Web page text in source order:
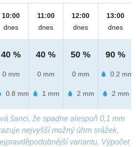
10:00
dnes
40 %
0 mm
0.8 mm
11:00
dnes
40 %
0 mm
1 mm
12:00
dnes
50 %
0 mm
2 mm
13:00
dnes
90 %
0.2 mm
2 mm
šanci, že spadne alespoň 0,1 mm
nejvyšší možný úhrn srážek,
variantu. Výpočet